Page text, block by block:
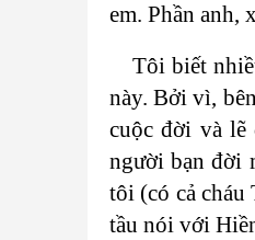
em. Phần anh,
Tôi biết
này. Bởi vì,
cuộc đời và lẽ
người bạn đời
tôi (có cả
tầu nói với